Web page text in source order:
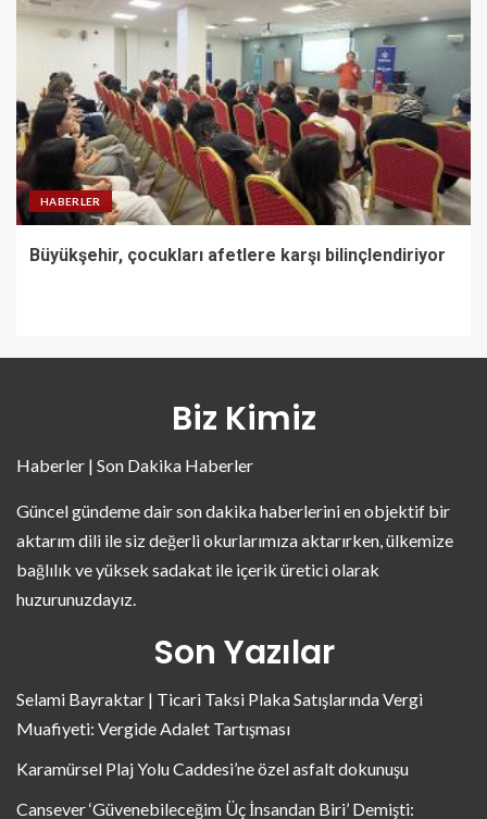
HABERLER
Büyükşehir, çocukları afetlere karşı bilinçlendiriyor
Biz Kimiz
Haberler | Son Dakika Haberler
Güncel gündeme dair son dakika haberlerini en objektif bir
aktarım dili ile siz değerli okurlarımıza aktarırken, ülkemize
bağlılık ve yüksek sadakat ile içerik üretici olarak
huzurunuzdayız.
Son Yazılar
Selami Bayraktar | Ticari Taksi Plaka Satışlarında Vergi
Muafiyeti: Vergide Adalet Tartışması
Karamürsel Plaj Yolu Caddesi’ne özel asfalt dokunuşu
Cansever ‘Güvenebileceğim Üç İnsandan Biri’ Demişti: